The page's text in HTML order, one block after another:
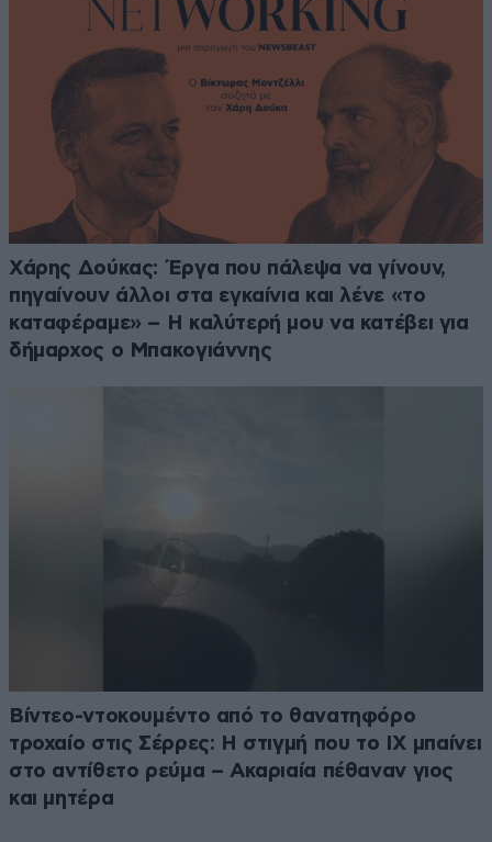
Χάρης Δούκας: Έργα που πάλεψα να γίνουν,
πηγαίνουν άλλοι στα εγκαίνια και λένε «το
καταφέραμε» – Η καλύτερή μου να κατέβει για
δήμαρχος ο Μπακογιάννης
Βίντεο-ντοκουμέντο από το θανατηφόρο
τροχαίο στις Σέρρες: Η στιγμή που το ΙΧ μπαίνει
στο αντίθετο ρεύμα – Ακαριαία πέθαναν γιος
και μητέρα